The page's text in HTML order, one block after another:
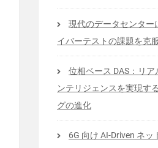
現代のデータセンター
イバーテストの課題を克
位相ベース DAS：リ
ンテリジェンスを実現す
グの進化
6G 向け AI-Driven ネ